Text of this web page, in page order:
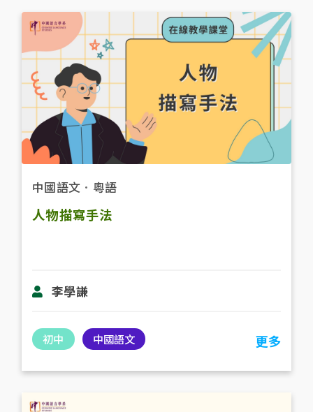
中國語文 ． 粵語
人物描寫手法
李學謙
初中 中國語文 更多